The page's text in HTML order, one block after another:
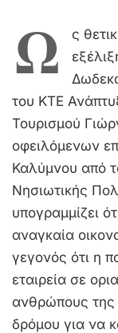
Ω
ς
του ΚΤΕ
Τουρισμού
οφειλόμενων
Καλύμνου από
Νησιωτικής
υπογραμμίζει
αναγκαία
γεγονός ότι η
εταιρεία σε
ανθρώπους
δρόμου για να